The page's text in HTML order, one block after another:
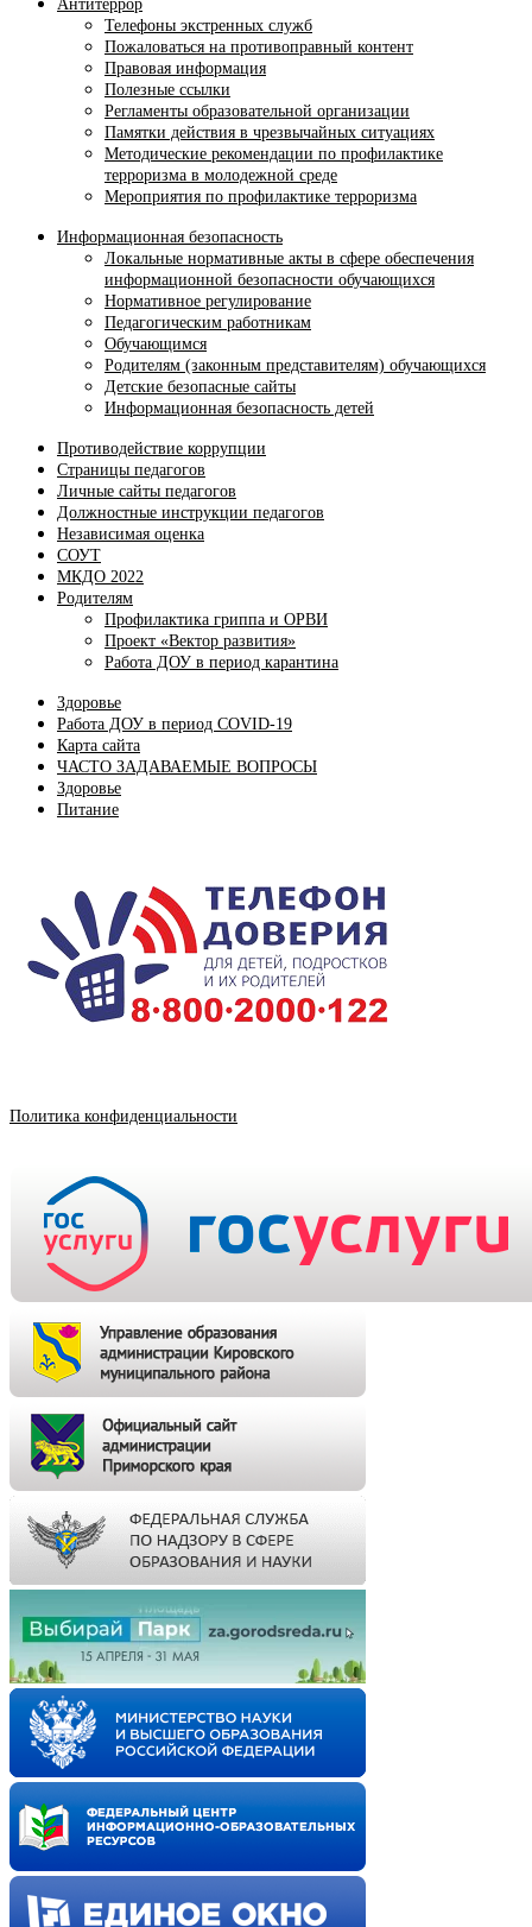
Антитеррор
Телефоны экстренных служб
Пожаловаться на противоправный контент
Правовая информация
Полезные ссылки
Регламенты образовательной организации
Памятки действия в чрезвычайных ситуациях
Методические рекомендации по профилактике
терроризма в молодежной среде
Мероприятия по профилактике терроризма
Информационная безопасность
Локальные нормативные акты в сфере обеспечения
информационной безопасности обучающихся
Нормативное регулирование
Педагогическим работникам
Обучающимся
Родителям (законным представителям) обучающихся
Детские безопасные сайты
Информационная безопасность детей
Противодействие коррупции
Страницы педагогов
Личные сайты педагогов
Должностные инструкции педагогов
Независимая оценка
СОУТ
МКДО 2022
Родителям
Профилактика гриппа и ОРВИ
Проект «Вектор развития»
Работа ДОУ в период карантина
Здоровье
Работа ДОУ в период COVID-19
Карта сайта
ЧАСТО ЗАДАВАЕМЫЕ ВОПРОСЫ
Здоровье
Питание
Политика конфиденциальности